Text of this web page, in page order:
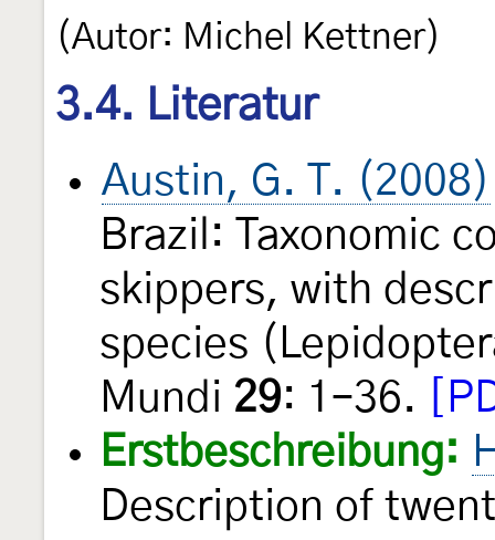
(Autor: Michel Kettner)
3.4. Literatur
Austin, G. T. (2008)
Brazil: Taxonomic
skippers, with
species
Mundi 29: 1–36.
Erstbeschreibung:
Description of